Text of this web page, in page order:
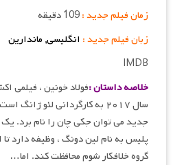
زمان فیلم جدید :
زبان فیلم جدید : انگلیسی, ماندارین
IMDB
خلاصه داستان :فولاد خونین ، فیلمی
سال ۲۰۱۷ به کارگردانی لئو
جدید می توان جکی چان را نام برد. یک
پلیس به نام لین دونگ ، وظیفه دارد
گروه خلافکار شوم محافظت کند. اما…